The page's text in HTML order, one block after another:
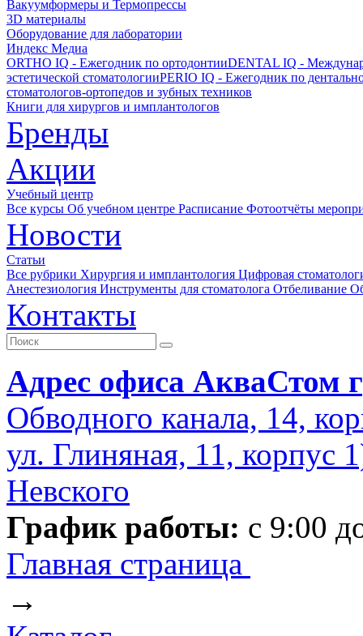
Вакуумформеры и Термопрессы
3D материалы
Оборудование для лаборатории
Индекс Медиа
ORTHO IQ - Ежегодник по ортодонтииDENTAL IQ -
эстетической стоматологииPERIO IQ - Ежегодник по
стоматологов-ортопедов и зубных техников
Книги для хирургов и имплантологов
Бренды
Акции
Учебный центр
Все курсы Об учебном центре Расписание Фотоотчёты
Новости
Статьи
Все рубрики Хирургия и имплантология Цифровая
Анестезиология Инструменты для стоматолога Отбеливание
Контакты
Адрес офиса АкваСтом
Обводного канала, 14,
ул. Глиняная, 11, корпус
Невского
График работы: с 9:00
Главная страница
→